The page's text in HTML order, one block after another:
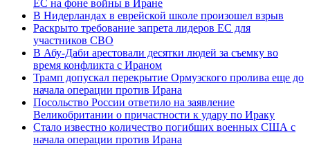
ЕС на фоне войны в Иране
В Нидерландах в еврейской школе произошел взрыв
Раскрыто требование запрета лидеров ЕС для
участников СВО
В Абу-Даби арестовали десятки людей за съемку во
время конфликта с Ираном
Трамп допускал перекрытие Ормузского пролива еще до
начала операции против Ирана
Посольство России ответило на заявление
Великобритании о причастности к удару по Ираку
Стало известно количество погибших военных США с
начала операции против Ирана